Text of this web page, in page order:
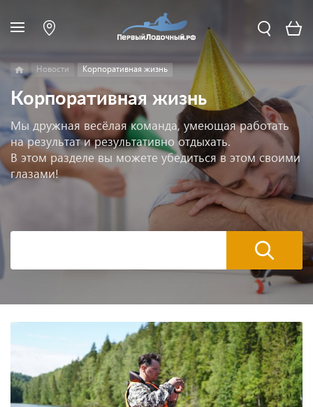
Новости Корпоративная жизнь
Корпоративная жизнь
Мы дружная весёлая команда, умеющая работать
на результат и результативно отдыхать.
В этом разделе вы можете убедиться в этом своими
глазами!